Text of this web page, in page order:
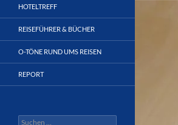
HOTELTREFF
REISEFÜHRER & BÜCHER
O-TÖNE RUND UMS REISEN
REPORT
Suchen